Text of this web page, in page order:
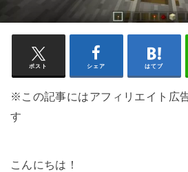
ポスト シェア はてブ
※この記事にはアフィリエイト広
す
こんにちは！